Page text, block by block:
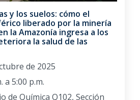
y los suelos: cómo el
liberado por la minería
la Amazonía ingresa a los
la salud de las
de 2025
a 5:00 p.m.
de Química Q102, Sección